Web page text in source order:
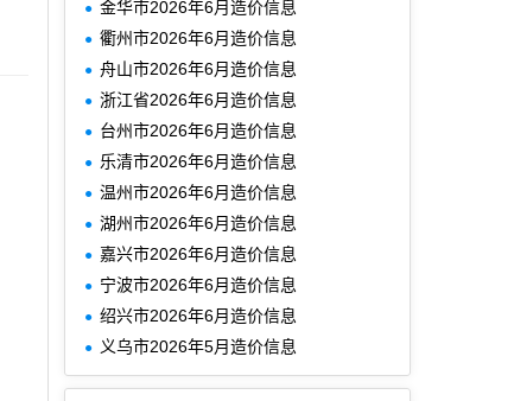
金华市2026年6月造价信息
衢州市2026年6月造价信息
舟山市2026年6月造价信息
浙江省2026年6月造价信息
台州市2026年6月造价信息
乐清市2026年6月造价信息
温州市2026年6月造价信息
湖州市2026年6月造价信息
嘉兴市2026年6月造价信息
宁波市2026年6月造价信息
绍兴市2026年6月造价信息
义乌市2026年5月造价信息